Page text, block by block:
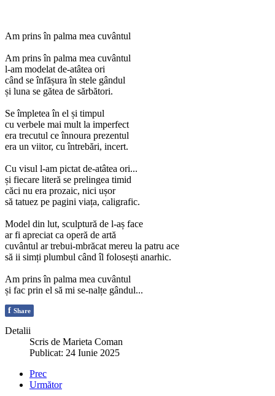
Am prins în palma mea cuvântul
Am prins în palma mea cuvântul
l-am modelat de-atâtea ori
când se înfășura în stele gândul
și luna se gătea de sărbători.
Se împletea în el și timpul
cu verbele mai mult la imperfect
era trecutul ce înnoura prezentul
era un viitor, cu întrebări, incert.
Cu visul l-am pictat de-atâtea ori...
și fiecare literă se prelingea timid
căci nu era prozaic, nici ușor
să tatuez pe pagini viața, caligrafic.
Model din lut, sculptură de l-aș face
ar fi apreciat ca operă de artă
cuvântul ar trebui-mbrăcat mereu la patru ace
să ii simți plumbul când îl folosești anarhic.
Am prins în palma mea cuvântul
și fac prin el să mi se-nalțe gândul...
f Share
Detalii
Scris de Marieta Coman
Publicat: 24 Iunie 2025
Prec
Următor